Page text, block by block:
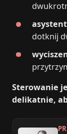
dotknij
Sterowanie
delikatnie,